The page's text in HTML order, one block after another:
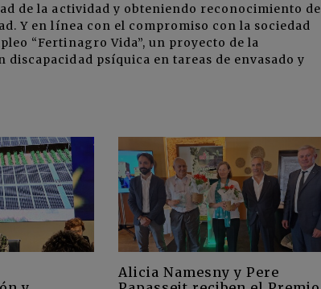
de la actividad y obteniendo reconocimiento de
Y en línea con el compromiso con la sociedad
“Fertinagro Vida”, un proyecto de la
psíquica en tareas de envasado y
Alicia Namesny y Pere